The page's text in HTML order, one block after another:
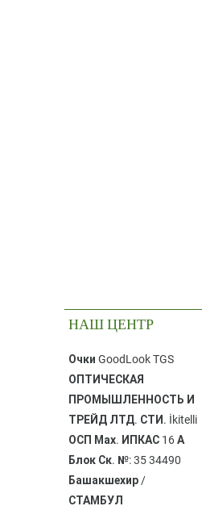
НАШ ЦЕНТР
Очки GoodLook TGS
ОПТИЧЕСКАЯ
ПРОМЫШЛЕННОСТЬ И
ТРЕЙД ЛТД. СТИ. ​İkitelli
ОСП Мах. ИПКАС 16 А
Блок Ск. №: 35 ​34490
Башакшехир /
СТАМБУЛ